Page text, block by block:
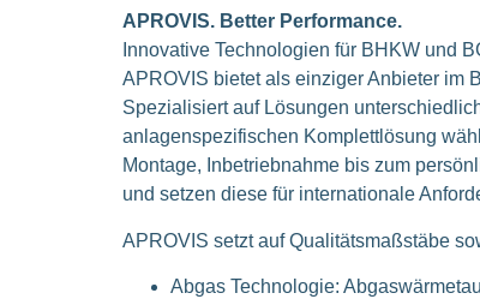
APROVIS. Better Performance.
Innovative Technologien für BHKW und
APROVIS bietet als einziger Anbieter im
Spezialisiert auf Lösungen
anlagenspezifischen Komplettlösung
Montage, Inbetriebnahme bis zum
und setzen diese für internationale
APROVIS setzt auf Qualitätsmaßstäbe
Abgas Technologie: